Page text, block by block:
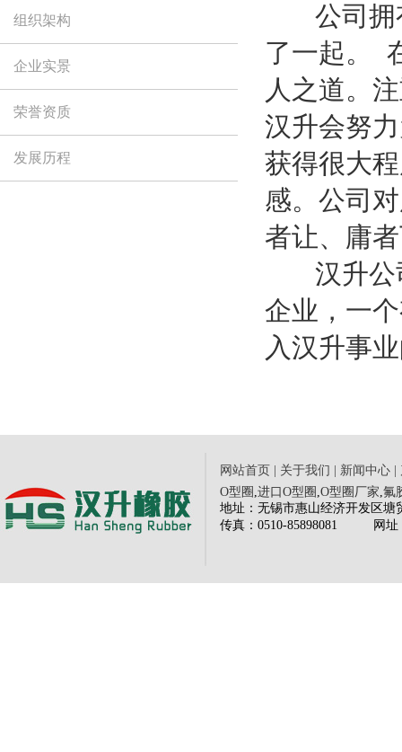
组织架构
企业实景
荣誉资质
发展历程
公司拥有
了一起。
人之道。
汉升会努
获得很大
感。公司
者让、庸
汉升公司
企业，一
入汉升事
网站首页 关于我们 新闻中心
O型圈 ,进口O型圈 ,O型圈厂家,氟
地址：无锡市惠山经济开发区
传真：0510-85898081 网 址